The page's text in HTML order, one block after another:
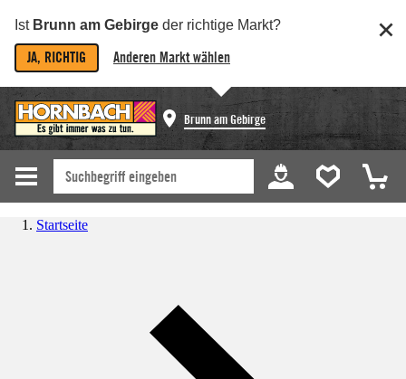
Ist Brunn am Gebirge der richtige Markt?
JA, RICHTIG Anderen Markt wählen
Brunn am Gebirge
Startseite